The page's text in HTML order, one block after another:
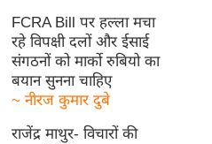
FCRA Bill पर हल्ला मचा
रहे विपक्षी दलों और ईसाई
संगठनों को मार्को रुबियो का
बयान सुनना चाहिए
~ नीरज कुमार दुबे
राजेंद्र माथुर- विचारों की